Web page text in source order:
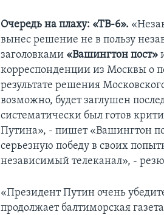
Очередь на плаху: «ТВ-6».
вынес решение не в пользу
заголовками «Вашингтон пост»
корреспонденции из Москвы о
результате решения
возможно, будет заглушен
систематически был готов
Путина», - пишет «Вашингтон
серьезную победу в своих
независимый телеканал», -
«Президент Путин очень
продолжает балтиморская